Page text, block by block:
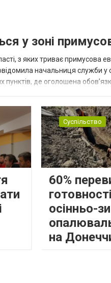
у зоні
з яких триває примусова
начальниця служби
пунктів, де оголошена
Суспільство
60%
осінньо-
на